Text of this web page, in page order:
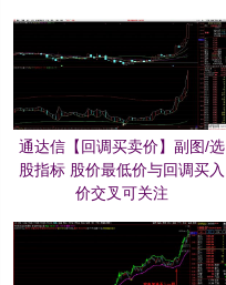
通达信【回调买卖价】副图/选
股指标 股价最低价与回调买入
价交叉可关注